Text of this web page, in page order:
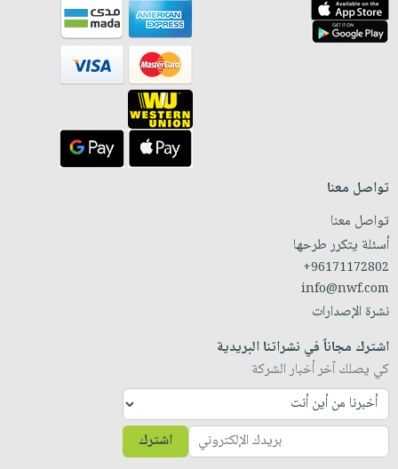
تواصل معنا
تواصل معنا
أسئلة يتكرر طرحها
+96171172802
info@nwf.com
نشرة الإصدارات
اشترك مجاناً في نشراتنا البريدية
كي يصلك آخر أخبار الشركة
اشترك